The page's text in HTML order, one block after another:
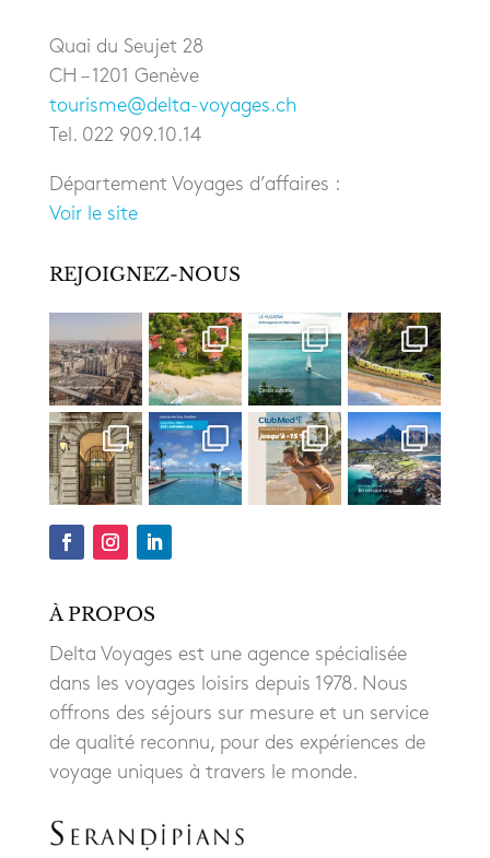
Quai du Seujet 28
CH – 1201 Genève
tourisme@delta-voyages.ch
Tel. 022 909.10.14
Département Voyages d’affaires :
Voir le site
REJOIGNEZ-NOUS
À PROPOS
Delta Voyages est une agence spécialisée
dans les voyages loisirs depuis 1978. Nous
offrons des séjours sur mesure et un service
de qualité reconnu, pour des expériences de
voyage uniques à travers le monde.